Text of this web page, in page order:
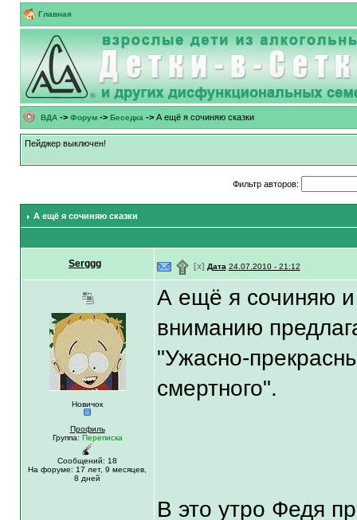
Главная
ВДА-> Форум-> Беседка -> А ещё я сочиняю сказки
Пейджер выключен!
Фильтр авторов:
А ещё я сочиняю сказки
Serggg ۩ [x] Дата 24.07.2010 - 21:12
Новичок
Профиль
Группа: Переписка
Сообщений: 18
На форуме: 17 лет, 9 месяцев,
8 дней
А ещё я сочиняю
вниманию
"Ужасно-
смертного".
В это утро Федя